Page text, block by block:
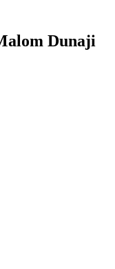
Dunaji